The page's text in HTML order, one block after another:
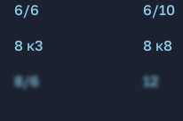
6/6
6/10
8 к3
8 к8
8/6
12